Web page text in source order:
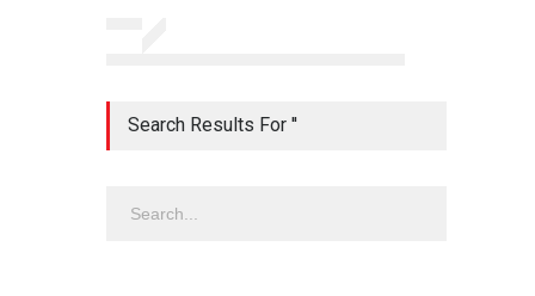
Search Results For ''